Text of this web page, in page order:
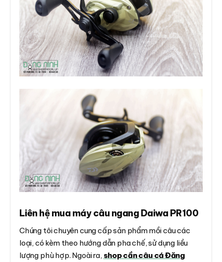
Liên hệ mua máy câu ngang Daiwa PR100
Chúng tôi chuyên cung cấp sản phẩm mồi câu các
loại, có kèm theo hướng dẫn pha chế, sử dụng liều
lượng phù hợp. Ngoài ra, shop cần câu cá Đăng